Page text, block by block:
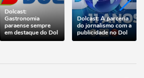
Dolcast:
Gastronomia
paraense sempre
em destaque do Dol
Dolcast: A parceria
do jornalismo com a
publicidade no Dol